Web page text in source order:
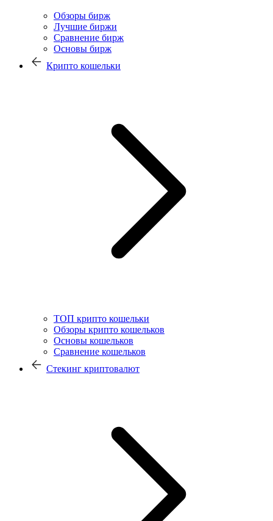
Обзоры бирж
Лучшие биржи
Сравнение бирж
Основы бирж
Крипто кошельки
ТОП крипто кошельки
Обзоры крипто кошельков
Основы кошельков
Сравнение кошельков
Стекинг криптовалют